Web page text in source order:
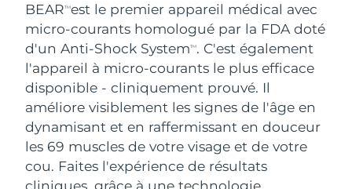
BEARTMest le premier appareil médical avec
micro-courants homologué par la FDA doté
d'un Anti-Shock SystemTM. C'est également
l'appareil à micro-courants le plus efficace
disponible - cliniquement prouvé. Il
améliore visiblement les signes de l'âge en
dynamisant et en raffermissant en douceur
les 69 muscles de votre visage et de votre
cou. Faites l'expérience de résultats
cliniques, grâce à une technologie
LUNA™ 4 Plus
Massage, LED heating
LUNA™ 4 Men
For men, anti-aging massage
BEAR™ 2 go
Microcurrent toning on-the-go
BEAR™ 2 eyes & lips
Microcurrent line smoothing device
Hydratation
UFO™ 3 coffret
Deep facial hydration
UFO™ 3 LED
Near-infrared and red light therapy
device
Soin bucco-dentaire
issa™ 4
Hybrid silicone sonic toothbrush
issa™ 4 plus
Smart hybrid silicone sonic toothbrush
FAQ™ TRAITEMENT ANTI-ÂGE
Anti-âge Traitements LED
NEW
Bosnie-Herzégovine Livraison estimée8/13/26
Brunei Livraison estimée8/15/26
Bulgarie Livraison estimée
Canada Livraison estimée
Livraison estimée